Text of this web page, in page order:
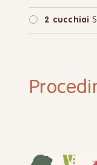
2 cucchiai